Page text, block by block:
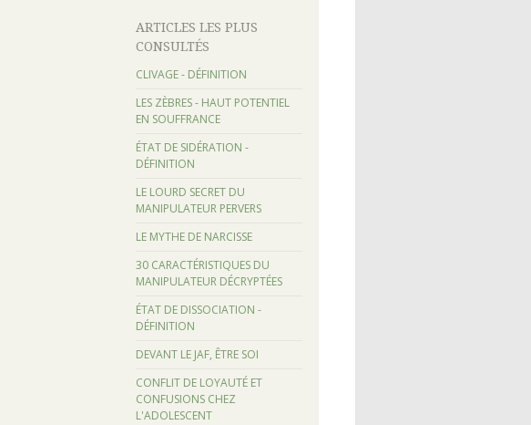
ARTICLES LES PLUS
CONSULTÉS
CLIVAGE - DÉFINITION
LES ZÈBRES - HAUT POTENTIEL
EN SOUFFRANCE
ÉTAT DE SIDÉRATION -
DÉFINITION
LE LOURD SECRET DU
MANIPULATEUR PERVERS
LE MYTHE DE NARCISSE
30 CARACTÉRISTIQUES DU
MANIPULATEUR DÉCRYPTÉES
ÉTAT DE DISSOCIATION -
DÉFINITION
DEVANT LE JAF, ÊTRE SOI
CONFLIT DE LOYAUTÉ ET
CONFUSIONS CHEZ
L'ADOLESCENT